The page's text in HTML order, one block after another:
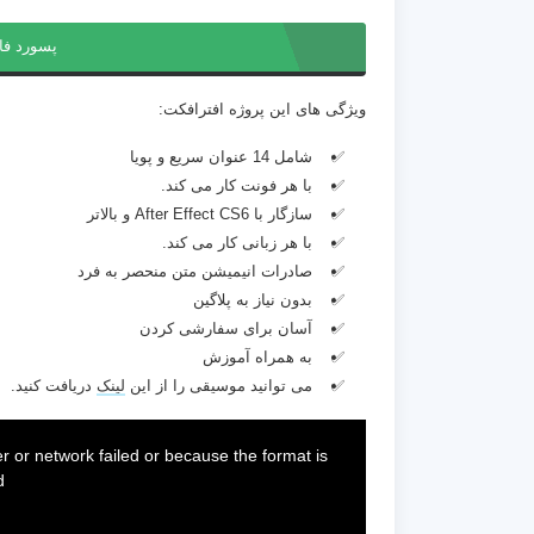
پسورد
ویژگی های این پروژه افترافکت:
شامل 14 عنوان سریع و پویا
با هر فونت کار می کند.
سازگار با After Effect CS6 و بالاتر
با هر زبانی کار می کند.
صادرات انیمیشن متن منحصر به فرد
بدون نیاز به پلاگین
آسان برای سفارشی کردن
به همراه آموزش
می توانید موسیقی را از این لینک دریافت کنید.
or network failed or because the format is